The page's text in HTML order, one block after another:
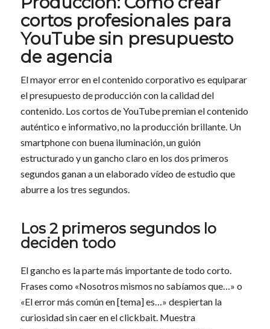
cortos profesionales para
YouTube sin presupuesto
de agencia
El mayor error en el contenido corporativo es equiparar
el presupuesto de producción con la calidad del
contenido. Los cortos de YouTube premian el contenido
auténtico e informativo, no la producción brillante. Un
smartphone con buena iluminación, un guión
estructurado y un gancho claro en los dos primeros
segundos ganan a un elaborado vídeo de estudio que
aburre a los tres segundos.
Los 2 primeros segundos lo
deciden todo
El gancho es la parte más importante de todo corto.
Frases como «Nosotros mismos no sabíamos que…» o
«El error más común en [tema] es…» despiertan la
curiosidad sin caer en el clickbait. Muestra